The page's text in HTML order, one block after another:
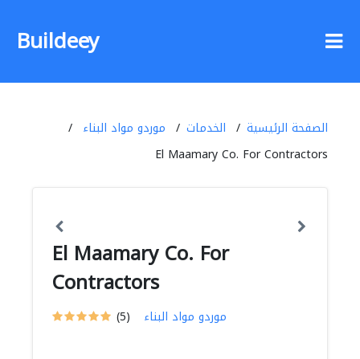
Buildeey
الصفحة الرئيسية الخدمات
موردو مواد البناء
El Maamary Co. For Contractors
El Maamary Co. For
Contractors
(5) موردو مواد البناء